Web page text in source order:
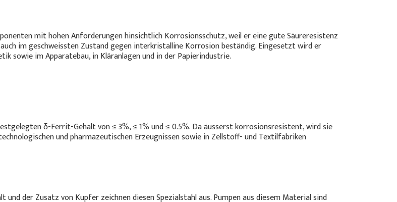
mit hohen Anforderungen hinsichtlich Korrosionsschutz, weil er eine gute Säureresistenz
im geschweissten Zustand gegen interkristalline Korrosion beständig. Eingesetzt wird er
sowie im Apparatebau, in Kläranlagen und in der Papierindustrie.
δ-Ferrit-Gehalt von ≤ 3%, ≤ 1% und ≤ 0.5%. Da äusserst korrosionsresistent, wird sie
und pharmazeutischen Erzeugnissen sowie in Zellstoff- und Textilfabriken
der Zusatz von Kupfer zeichnen diesen Spezialstahl aus. Pumpen aus diesem Material sind